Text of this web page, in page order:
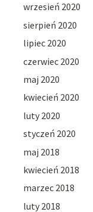
wrzesień 2020
sierpień 2020
lipiec 2020
czerwiec 2020
maj 2020
kwiecień 2020
luty 2020
styczeń 2020
maj 2018
kwiecień 2018
marzec 2018
luty 2018